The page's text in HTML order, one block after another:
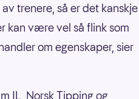
trenere, så er det kanskje
kan være vel så flink som
om egenskaper, sier
IL, Norsk Tipping og